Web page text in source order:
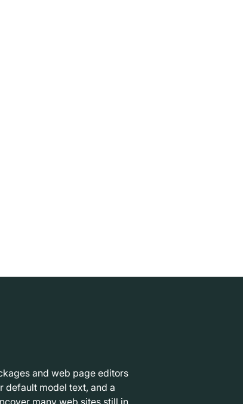
and web page editors
default model text, and a